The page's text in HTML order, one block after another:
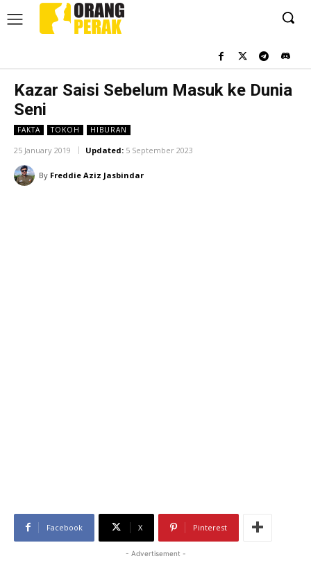
Kazar Saisi Sebelum Masuk ke Dunia
Seni
FAKTA TOKOH HIBURAN
25 January 2019 Updated: 5 September 2023
By Freddie Aziz Jasbindar
Facebook X Pinterest
- Advertisement -